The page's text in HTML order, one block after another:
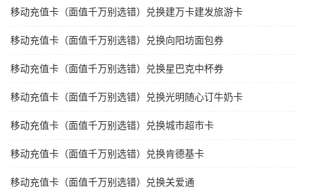
移动充值卡（面值千万别选错）兑换建万卡建发旅游卡
移动充值卡（面值千万别选错）兑换向阳坊面包券
移动充值卡（面值千万别选错）兑换星巴克中杯券
移动充值卡（面值千万别选错）兑换光明随心订牛奶卡
移动充值卡（面值千万别选错）兑换城市超市卡
移动充值卡（面值千万别选错）兑换肯德基卡
移动充值卡（面值千万别选错）兑换关爱通